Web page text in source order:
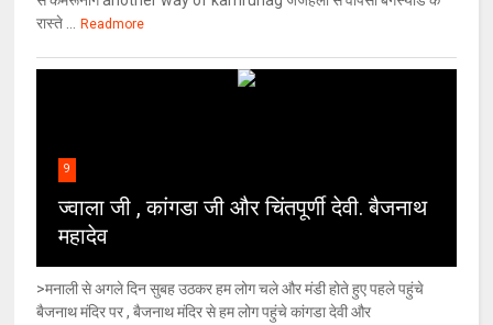
रास्ते ...
Readmore
9
ज्वाला जी , कांगडा जी और चिंतपूर्णी देवी. बैजनाथ
महादेव
>मनाली से अगले दिन सुबह उठकर हम लोग चले और मंडी होते हुए पहले पहुंचे
बैजनाथ मंदिर पर , बैजनाथ मंदिर से हम लोग पहुंचे कांगडा देवी और